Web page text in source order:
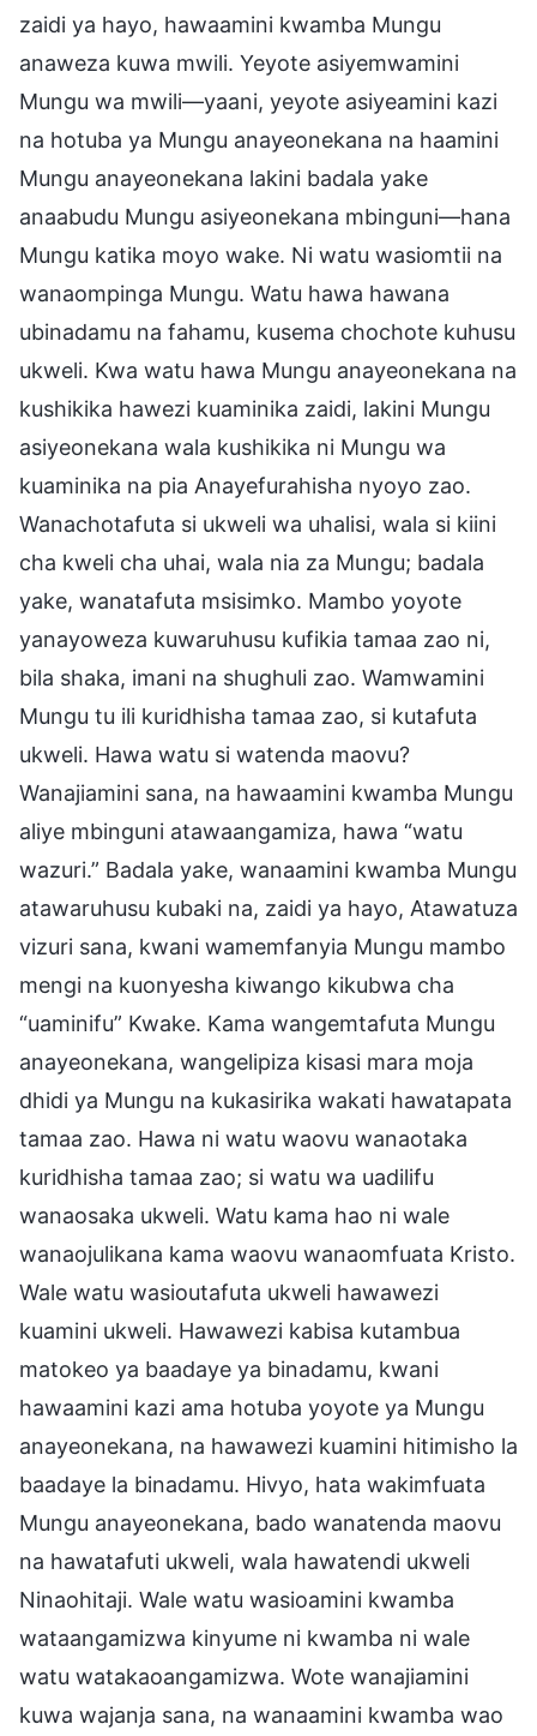
zaidi ya hayo, hawaamini kwamba Mungu
anaweza kuwa mwili. Yeyote asiyemwamini
Mungu wa mwili—yaani, yeyote asiyeamini kazi
na hotuba ya Mungu anayeonekana na haamini
Mungu anayeonekana lakini badala yake
anaabudu Mungu asiyeonekana mbinguni—hana
Mungu katika moyo wake. Ni watu wasiomtii na
wanaompinga Mungu. Watu hawa hawana
ubinadamu na fahamu, kusema chochote kuhusu
ukweli. Kwa watu hawa Mungu anayeonekana na
kushikika hawezi kuaminika zaidi, lakini Mungu
asiyeonekana wala kushikika ni Mungu wa
kuaminika na pia Anayefurahisha nyoyo zao.
Wanachotafuta si ukweli wa uhalisi, wala si kiini
cha kweli cha uhai, wala nia za Mungu; badala
yake, wanatafuta msisimko. Mambo yoyote
yanayoweza kuwaruhusu kufikia tamaa zao ni,
bila shaka, imani na shughuli zao. Wamwamini
Mungu tu ili kuridhisha tamaa zao, si kutafuta
ukweli. Hawa watu si watenda maovu?
Wanajiamini sana, na hawaamini kwamba Mungu
aliye mbinguni atawaangamiza, hawa “watu
wazuri.” Badala yake, wanaamini kwamba Mungu
atawaruhusu kubaki na, zaidi ya hayo, Atawatuza
vizuri sana, kwani wamemfanyia Mungu mambo
mengi na kuonyesha kiwango kikubwa cha
“uaminifu” Kwake. Kama wangemtafuta Mungu
anayeonekana, wangelipiza kisasi mara moja
dhidi ya Mungu na kukasirika wakati hawatapata
tamaa zao. Hawa ni watu waovu wanaotaka
kuridhisha tamaa zao; si watu wa uadilifu
wanaosaka ukweli. Watu kama hao ni wale
wanaojulikana kama waovu wanaomfuata Kristo.
Wale watu wasioutafuta ukweli hawawezi
kuamini ukweli. Hawawezi kabisa kutambua
matokeo ya baadaye ya binadamu, kwani
hawaamini kazi ama hotuba yoyote ya Mungu
anayeonekana, na hawawezi kuamini hitimisho la
baadaye la binadamu. Hivyo, hata wakimfuata
Mungu anayeonekana, bado wanatenda maovu
na hawatafuti ukweli, wala hawatendi ukweli
Ninaohitaji. Wale watu wasioamini kwamba
wataangamizwa kinyume ni kwamba ni wale
watu watakaoangamizwa. Wote wanajiamini
kuwa wajanja sana, na wanaamini kwamba wao